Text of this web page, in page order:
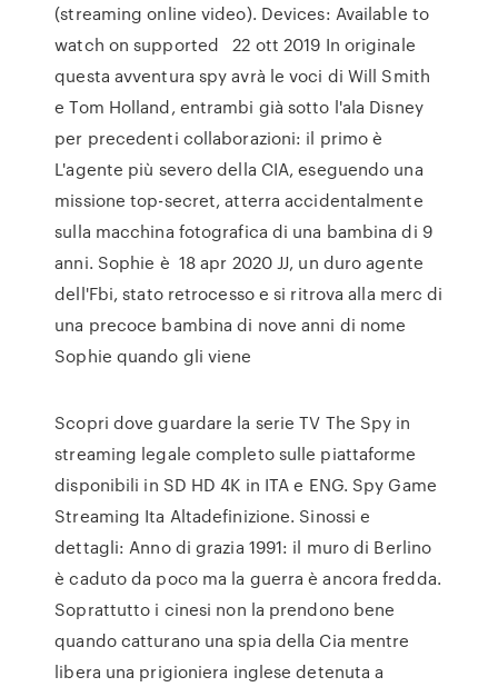
(streaming online video). Devices: Available to
watch on supported 22 ott 2019 In originale
questa avventura spy avrà le voci di Will Smith
e Tom Holland, entrambi già sotto l'ala Disney
per precedenti collaborazioni: il primo è
L'agente più severo della CIA, eseguendo una
missione top-secret, atterra accidentalmente
sulla macchina fotografica di una bambina di 9
anni. Sophie è 18 apr 2020 JJ, un duro agente
dell'Fbi, stato retrocesso e si ritrova alla merc di
una precoce bambina di nove anni di nome
Sophie quando gli viene
Scopri dove guardare la serie TV The Spy in
streaming legale completo sulle piattaforme
disponibili in SD HD 4K in ITA e ENG. Spy Game
Streaming Ita Altadefinizione. Sinossi e
dettagli: Anno di grazia 1991: il muro di Berlino
è caduto da poco ma la guerra è ancora fredda.
Soprattutto i cinesi non la prendono bene
quando catturano una spia della Cia mentre
libera una prigioniera inglese detenuta a